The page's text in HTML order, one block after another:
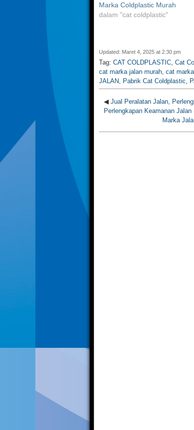
Marka Coldplastic Murah
dalam "cat coldplastic"
Updated: Maret 4, 2025 at 2:30 pm
Tag: CAT COLDPLASTIC Cat
cat marka jalan murah cat
JALAN
Pabrik Cat Coldplastic
◀ Jual Peralatan Jalan,
Perlengkapan Keamanan Jalan
Marka